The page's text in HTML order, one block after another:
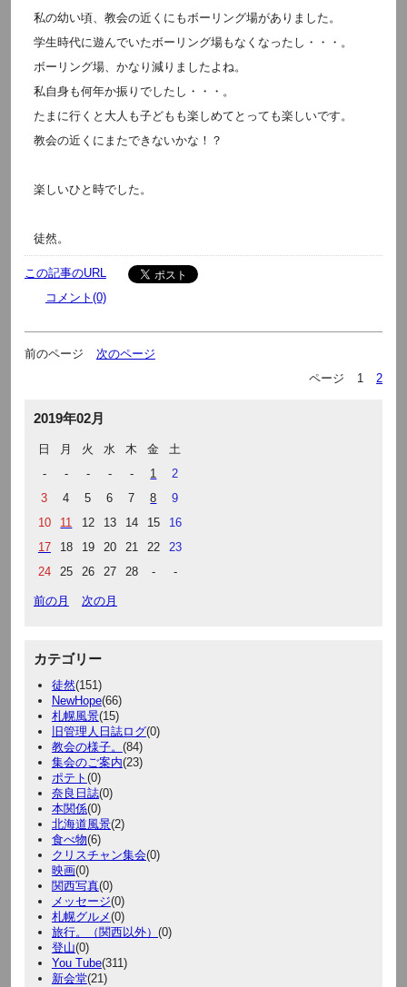
私の幼い頃、教会の近くにもボーリング場がありました。
学生時代に遊んでいたボーリング場もなくなったし・・・。
ボーリング場、かなり減りましたよね。
私自身も何年か振りでしたし・・・。
たまに行くと大人も子どもも楽しめてとっても楽しいです。
教会の近くにまたできないかな！？
楽しいひと時でした。
徒然。
この記事のURL
コメント(0)
前のページ
次のページ
ページ
1 2
2019年02月
日 月 火 水 木 金
土
-
- - - - 1
2
3
4 5 6 7 8
9
10
11 12 13 14 15
16
17
18 19 20 21 22
23
24
25 26 27 28 - -
前の月 次の月
カテゴリー
徒然(151)
NewHope(66)
札幌風景(15)
旧管理人日誌ログ(0)
教会の様子。 (84)
集会のご案内(23)
ポテト (0)
奈良日誌(0)
本関係(0)
北海道風景(2)
食べ物(6)
クリスチャン集会(0)
映画(0)
関西写真(0)
メッセージ(0)
札幌グルメ(0)
旅行。（関西以外） (0)
登山(0)
You Tube(311)
新会堂(21)